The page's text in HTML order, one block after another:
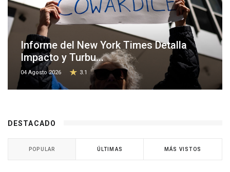
Informe del New York Times Detalla
Impacto y Turbu...
04 Agosto 2026 3.1
DESTACADO
POPULAR ÚLTIMAS MÁS VISTOS